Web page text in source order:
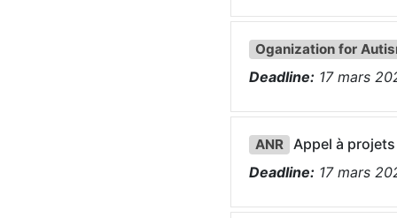
Oganization for
Deadline: 17 mars
ANR Appel à
Deadline: 17 mars